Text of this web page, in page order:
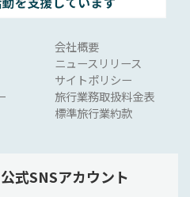
会社概要
ニュースリリース
サイトポリシー
旅行業務取扱料金表
標準旅行業約款
式SNSアカウント